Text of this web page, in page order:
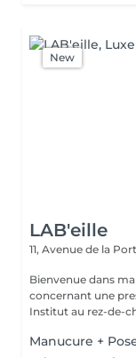
New
LAB'eille
11, Avenue de la
Bienvenue dans
concernant une
Institut au rez-de-
Manucure +